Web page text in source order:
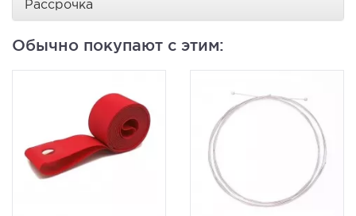
Рассрочка
Обычно покупают с этим: